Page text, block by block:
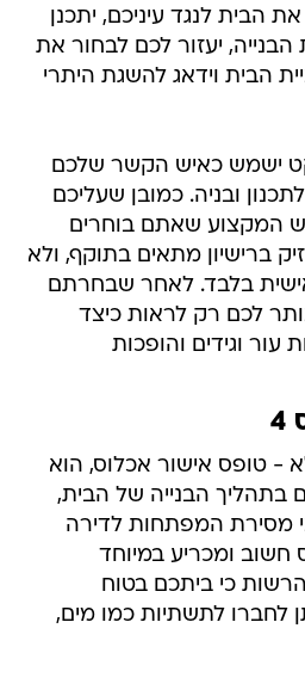
הבית לנגד עיניכם, יתכנן
הבנייה, יעזור לכם לבחור את
הבית וידאג להשגת היתרי
ישמש כאיש הקשר שלכם
ובניה. כמובן שעליכם
המקצוע שאתם בוחרים
ברישיון מתאים בתוקף, ולא
בלבד. לאחר שבחרתם
לכם רק לראות כיצד
עור וגידים והופכות
4
- טופס אישור אכלוס, הוא
בתהליך הבנייה של הבית,
מסירת המפתחות לדירה
ומכריע במיוחד
כי ביתכם בטוח
לחברו לתשתיות כמו מים,